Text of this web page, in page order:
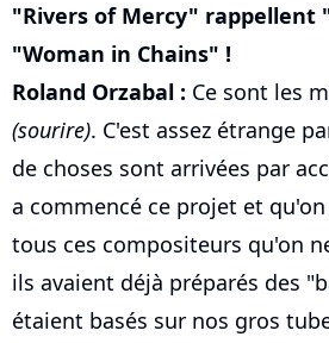
"Rivers of Mercy" rappellent
"Woman in Chains" !
Roland Orzabal : Ce sont les
(sourire). C'est assez étrange
de choses sont arrivées par
a commencé ce projet et
tous ces compositeurs qu'on
ils avaient déjà préparés des
étaient basés sur nos gros